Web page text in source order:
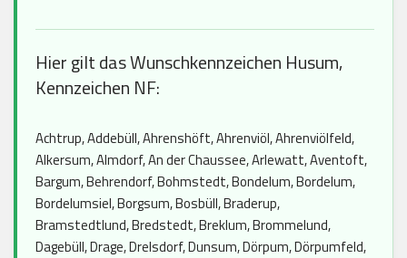
Hier gilt das Wunschkennzeichen Husum,
Kennzeichen NF:
Achtrup, Addebüll, Ahrenshöft, Ahrenviöl, Ahrenviölfeld,
Alkersum, Almdorf, An der Chaussee, Arlewatt, Aventoft,
Bargum, Behrendorf, Bohmstedt, Bondelum, Bordelum,
Bordelumsiel, Borgsum, Bosbüll, Braderup,
Bramstedtlund, Bredstedt, Breklum, Brommelund,
Dagebüll, Drage, Drelsdorf, Dunsum, Dörpum, Dörpumfeld,